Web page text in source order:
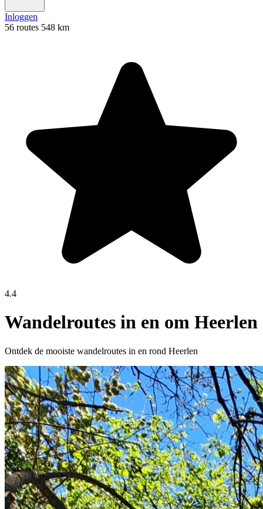
Inloggen
56 routes 548 km
4.4
Wandelroutes in en om Heerlen
Ontdek de mooiste wandelroutes in en rond Heerlen